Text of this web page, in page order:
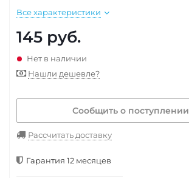
Все характеристики
145 руб.
Нет в наличии
Нашли дешевле?
Сообщить о поступлении
Рассчитать доставку
Гарантия 12 месяцев